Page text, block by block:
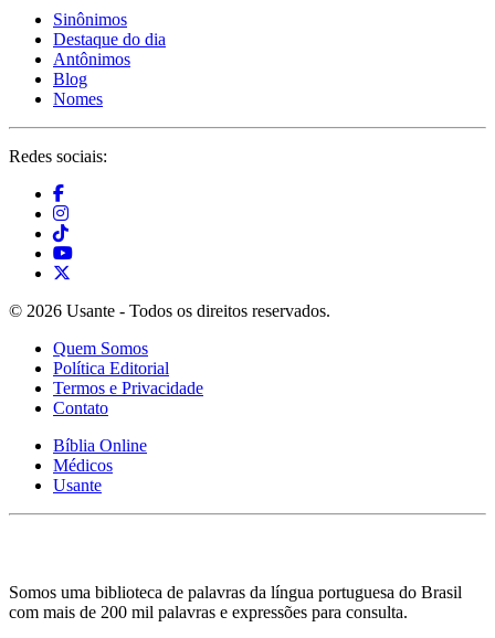
Sinônimos
Destaque do dia
Antônimos
Blog
Nomes
Redes sociais:
© 2026 Usante - Todos os direitos reservados.
Quem Somos
Política Editorial
Termos e Privacidade
Contato
Bíblia Online
Médicos
Usante
Somos uma biblioteca de palavras da língua portuguesa do Brasil
com mais de 200 mil palavras e expressões para consulta.